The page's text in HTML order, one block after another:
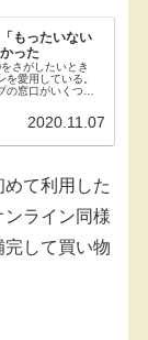
もったいない
った
さがしたいとき
愛用している。
の窓口がいくつか
商品発送が、ちか
2020.11.07
て利用した
ンライン同様
して買い物